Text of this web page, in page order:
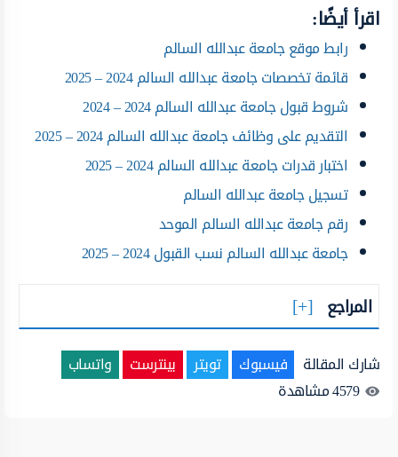
اقرأ أيضًا:
رابط موقع جامعة عبدالله السالم
قائمة تخصصات جامعة عبدالله السالم 2024 – 2025
شروط قبول جامعة عبدالله السالم 2024 – 2024
التقديم على وظائف جامعة عبدالله السالم 2024 – 2025
اختبار قدرات جامعة عبدالله السالم 2024 – 2025
تسجيل جامعة عبدالله السالم
رقم جامعة عبدالله السالم الموحد
جامعة عبدالله السالم نسب القبول 2024 – 2025
المراجع
شارك المقالة فيسبوك تويتر بينترست
واتساب
4579مشاهدة